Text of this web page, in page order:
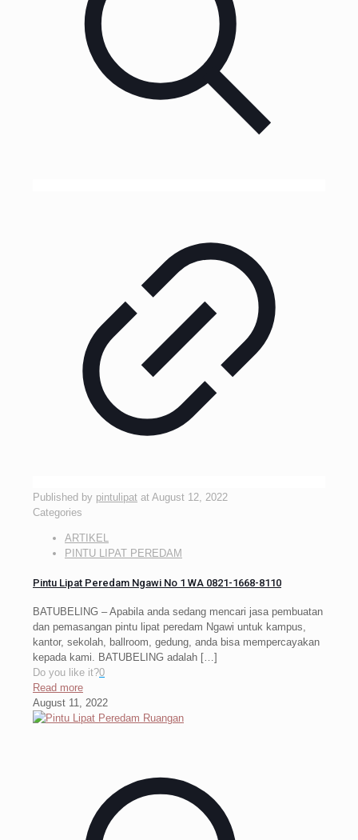
Published by pintulipat at August 12, 2022
Categories
ARTIKEL
PINTU LIPAT PEREDAM
Pintu Lipat Peredam Ngawi No 1 WA 0821-1668-8110
BATUBELING – Apabila anda sedang mencari jasa pembuatan
dan pemasangan pintu lipat peredam Ngawi untuk kampus,
kantor, sekolah, ballroom, gedung, anda bisa mempercayakan
kepada kami. BATUBELING adalah […]
Do you like it?0
Read more
August 11, 2022